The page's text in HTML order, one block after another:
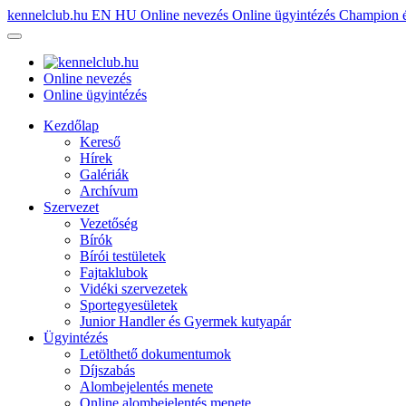
kennelclub.hu EN HU Online nevezés Online ügyintézés Champion
Online nevezés
Online ügyintézés
Kezdőlap
Kereső
Hírek
Galériák
Archívum
Szervezet
Vezetőség
Bírók
Bírói testületek
Fajtaklubok
Vidéki szervezetek
Sportegyesületek
Junior Handler és Gyermek kutyapár
Ügyintézés
Letölthető dokumentumok
Díjszabás
Alombejelentés menete
Online alombejelentés menete